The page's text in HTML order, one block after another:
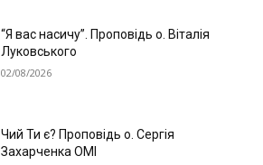
“Я вас насичу”. Проповідь о. Віталія
Луковського
02/08/2026
Чий Ти є? Проповідь о. Сергія
Захарченка ОМІ